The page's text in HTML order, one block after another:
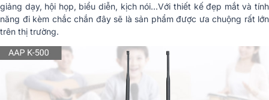
giảng dạy, hội họp, biểu diễn, kịch nói...Với thiết kế đẹp mắt và tính
năng đi kèm chắc chắn đây sẽ là sản phẩm được ưa chuộng rất lớn
trên thị trường.